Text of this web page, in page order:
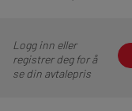
Logg inn eller
registrer deg for å
se din avtalepris